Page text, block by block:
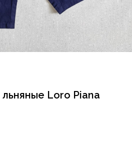
Loro Piana